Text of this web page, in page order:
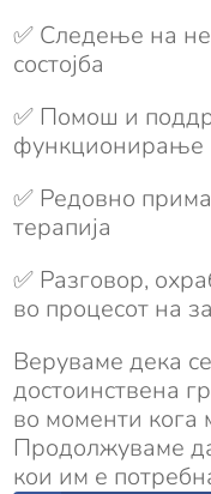
✅ Следење на
состојба
✅ Помош и
функционирање
✅ Редовно
терапија
✅ Разговор,
во процесот на
Веруваме дека
достоинствена
во моменти кога
Продолжуваме
кои им е